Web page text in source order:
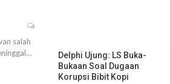
salah
Delphi Ujung: LS Buka-
Bukaan Soal Dugaan
Korupsi Bibit Kopi